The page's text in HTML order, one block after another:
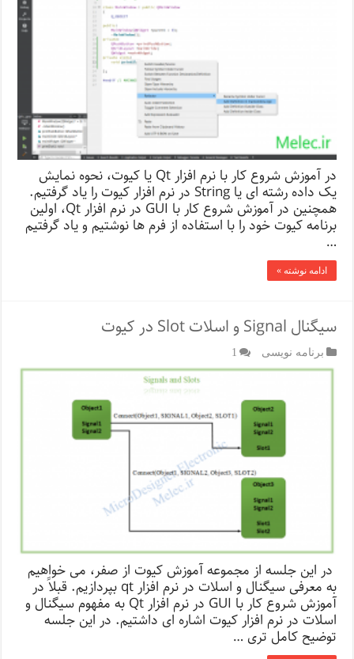
در آموزش شروع کار با نرم افزار Qt یا کیوت، نحوه نمایش
یک داده رشته ای یا String در نرم افزار کیوت را یاد گرفتیم.
همچنین در آموزش شروع کار با GUI در نرم افزار Qt، اولین
برنامه کیوت خود را با استفاده از فرم ها نوشتیم و یاد گرفتیم
…
ادامه نوشته »
سیگنال Signal و اسلات Slot در کیوت
برنامه نویسی 1
در این جلسه از مجموعه آموزش کیوت از صفر، می خواهیم
به معرفی سیگنال و اسلات در نرم افزار qt بپردازیم. قبلاً در
آموزش شروع کار با GUI در نرم افزار Qt به مفهوم سیگنال و
اسلات در نرم افزار کیوت اشاره ای داشتیم. در این جلسه
توضیح کامل تری …